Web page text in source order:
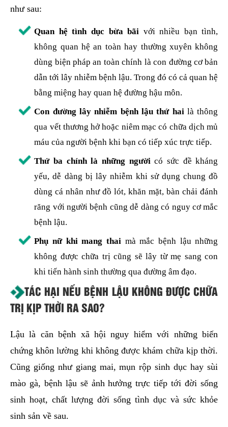
như sau:
Quan hệ tình dục bừa bãi với nhiều bạn tình,
không quan hệ an toàn hay thường xuyên không
dùng biện pháp an toàn chính là con đường cơ bản
dẫn tới lây nhiễm bệnh lậu. Trong đó có cả quan hệ
bằng miệng hay quan hệ đường hậu môn.
Con đường lây nhiễm bệnh lậu thứ hailà thông
qua vết thương hở hoặc niêm mạc có chữa dịch mủ
máu của người bệnh khi bạn có tiếp xúc trực tiếp.
Thứ ba chính là những ngườicó sức đề kháng
yếu, dễ dàng bị lây nhiễm khi sử dụng chung đồ
dùng cá nhân như đồ lót, khăn mặt, bàn chải đánh
răng với người bệnh cũng dễ dàng có nguy cơ mắc
bệnh lậu.
Phụ nữ khi mang thai mà mắc bệnh lậu những
không được chữa trị cũng sẽ lây từ mẹ sang con
khi tiến hành sinh thường qua đường âm đạo.
TÁC HẠI NẾU BỆNH LẬU KHÔNG ĐƯỢC CHỮA
TRỊ KỊP THỜI RA SAO?
Lậu là căn bệnh xã hội nguy hiểm với những biến
chứng khôn lường khi không được khám chữa kịp thời.
Cũng giống như giang mai, mụn rộp sinh dục hay sùi
mào gà, bệnh lậu sẽ ảnh hưởng trực tiếp tới đời sống
sinh hoạt, chất lượng đời sống tình dục và sức khỏe
sinh sản về sau.